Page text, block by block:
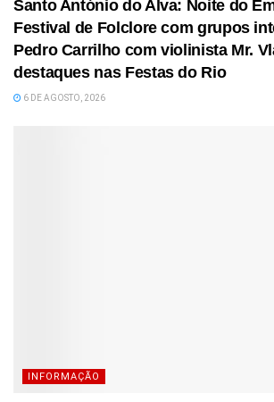
Santo António do Alva: Noite do
Festival de Folclore com grupos
Pedro Carrilho com violinista Mr.
destaques nas Festas do Rio
6 DE AGOSTO, 2026
INFORMAÇÃO